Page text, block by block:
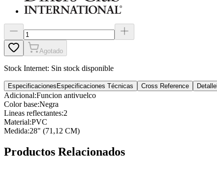
Agotado
Stock Internet: Sin stock disponible
Especificaciones Especificaciones Técnicas Cross Reference Detalle
Adicional:Funcion antivuelco
Color base:Negra
Lineas reflectantes:2
Material:PVC
Medida:28" (71,12 CM)
Productos Relacionados